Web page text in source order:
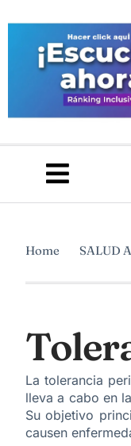
Home SALUD
La tolerancia
lleva a cabo en
Su objetivo
causen